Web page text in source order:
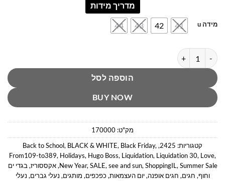
מדריך מידות
מידה u 41
42
43
44
כמות של כפכפי סלייד שחורים הוגו בוס
הוספה לסל
BUY NOW
מק"ט: 170000
קטגוריות: 2425
,
Back to School, BLACK & WHITE, Black Friday,
From109-to389, Holidays, Hugo Boss, Liquidation, Liquidation 30, Love,
New Year, SALE, see and sun, ShoppingIL, Summer Sale
,אקססוריז, בגדי ים
וחוף, חגים, חגים אופנה,יום העצמאות, כפכפים, מותגים, נעלי גברים, נעלי